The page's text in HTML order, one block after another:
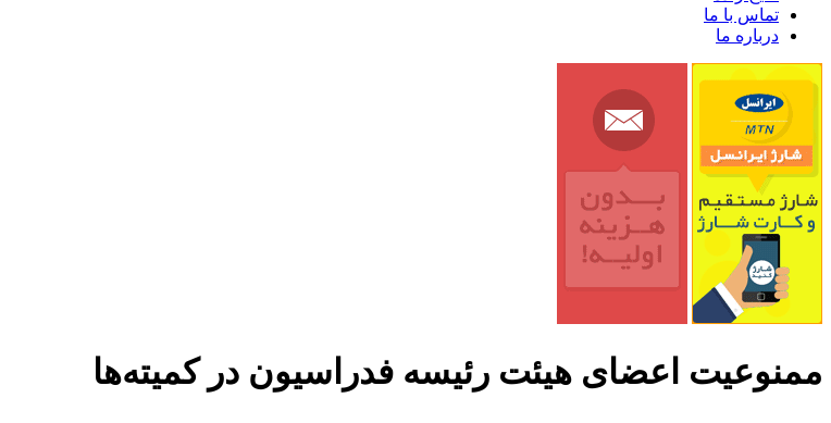
تماس با ما
درباره ما
ممنوعیت اعضای هیئت رئیسه فدراسیون در کمیته‌ها